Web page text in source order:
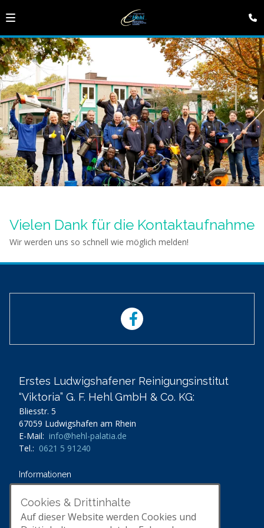
Vielen Dank für die Kontaktaufnahme
Wir werden uns so schnell wie möglich melden!
Erstes Ludwigshafener Reinigungsinstitut
“Viktoria” G. F. Hehl GmbH & Co. KG:
Bliesstr. 5
67059 Ludwigshafen am Rhein
E-Mail: info@hehl-palatia.de
Tel.: 0621 5 91240
Informationen
Unternehmen
Unsere Leistungen
Impressum
Datenschutz
Cookies & Drittinhalte
Auf dieser Website werden Cookies und